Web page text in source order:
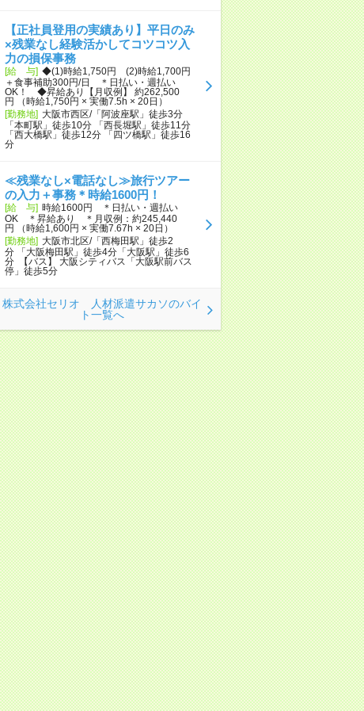
【正社員登用の実績あり】平日のみ
×残業なし経験活かしてコツコツ入
力の損保事務
[給 与] ◆(1)時給1,750円 (2)時給1,700円
＋食事補助300円/日 ＊日払い・週払い
OK！ ◆昇給あり【月収例】 約262,500
円 （時給1,750円 × 実働7.5h × 20日）
[勤務地] 大阪市西区/「阿波座駅」徒歩3分
「本町駅」徒歩10分 「西長堀駅」徒歩11分
「西大橋駅」徒歩12分 「四ツ橋駅」徒歩16
分
≪残業なし×電話なし≫旅行ツアー
の入力＋事務＊時給1600円！
[給 与] 時給1600円 ＊日払い・週払い
OK ＊昇給あり ＊月収例：約245,440
円 （時給1,600円 × 実働7.67h × 20日）
[勤務地] 大阪市北区/「西梅田駅」徒歩2
分 「大阪梅田駅」徒歩4分「大阪駅」徒歩6
分 【バス】 大阪シティバス「大阪駅前バス
停」徒歩5分
株式会社セリオ 人材派遣サカソのバイ
ト一覧へ